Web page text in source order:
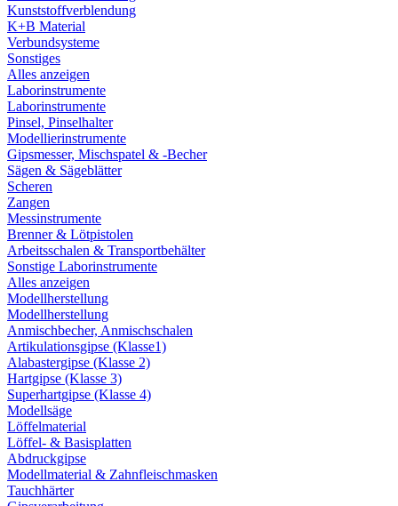
Kunststoffverblendung
K+B Material
Verbundsysteme
Sonstiges
Alles anzeigen
Laborinstrumente
Laborinstrumente
Pinsel, Pinselhalter
Modellierinstrumente
Gipsmesser, Mischspatel & -Becher
Sägen & Sägeblätter
Scheren
Zangen
Messinstrumente
Brenner & Lötpistolen
Arbeitsschalen & Transportbehälter
Sonstige Laborinstrumente
Alles anzeigen
Modellherstellung
Modellherstellung
Anmischbecher, Anmischschalen
Artikulationsgipse (Klasse1)
Alabastergipse (Klasse 2)
Hartgipse (Klasse 3)
Superhartgipse (Klasse 4)
Modellsäge
Löffelmaterial
Löffel- & Basisplatten
Abdruckgipse
Modellmaterial & Zahnfleischmasken
Tauchhärter